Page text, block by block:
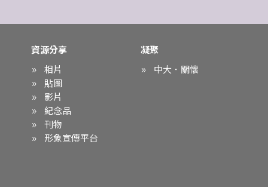
資源分享
相片
貼圖
影片
紀念品
刊物
形象宣傳平台
凝聚
中大．關懷